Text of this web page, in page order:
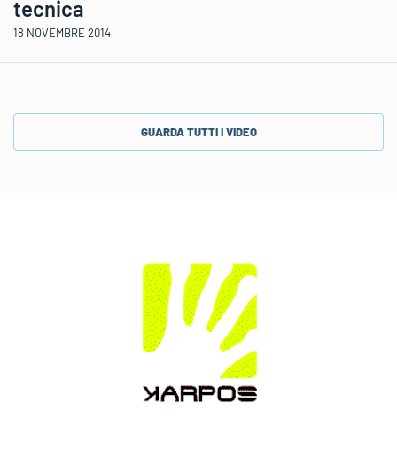
tecnica
18 NOVEMBRE 2014
GUARDA TUTTI I VIDEO